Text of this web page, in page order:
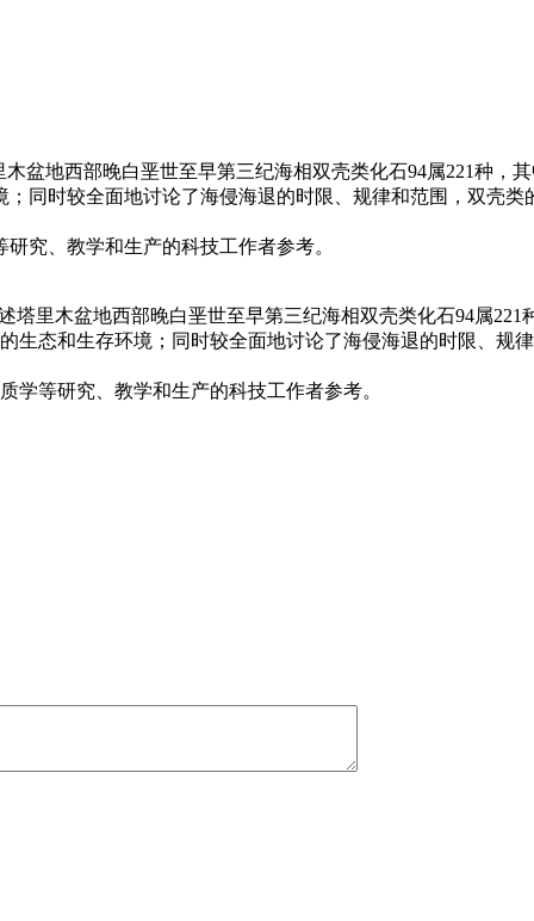
盆地西部晚白垩世至早第三纪海相双壳类化石94属221种，
同时较全面地讨论了海侵海退的时限、规律和范围，双壳
究、教学和生产的科技工作者参考。
塔里木盆地西部晚白垩世至早第三纪海相双壳类化石94属
生态和生存环境；同时较全面地讨论了海侵海退的时限、规
学等研究、教学和生产的科技工作者参考。